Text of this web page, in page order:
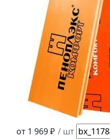
от 1 969 ₽ / шт